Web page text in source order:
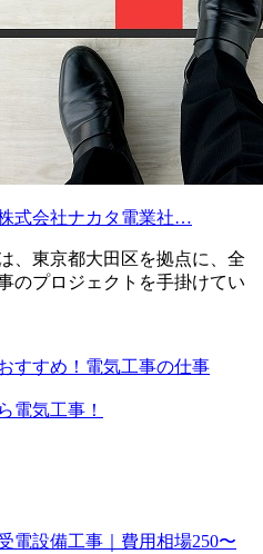
式会社ナカタ電業社…
、東京都大田区を拠点に、全
のプロジェクトを手掛けてい
すすめ！電気工事の仕事
電気工事！
電設備工事｜費用相場250〜